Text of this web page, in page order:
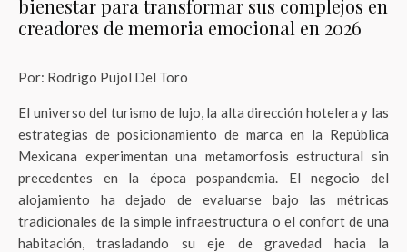
bienestar para transformar sus complejos en
creadores de memoria emocional en 2026
Por: Rodrigo Pujol Del Toro
El universo del turismo de lujo, la alta dirección hotelera y las
estrategias de posicionamiento de marca en la República
Mexicana experimentan una metamorfosis estructural sin
precedentes en la época pospandemia. El negocio del
alojamiento ha dejado de evaluarse bajo las métricas
tradicionales de la simple infraestructura o el confort de una
habitación, trasladando su eje de gravedad hacia la